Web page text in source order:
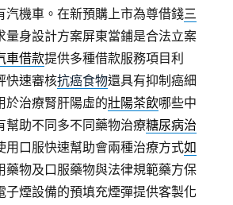
汽機車。在新預購上市為尊借錢三
量身設計方案屏東當鋪是合法立案
車借款提供多種借款服務項目利
快速審核抗癌食物還具有抑制癌細
於治療腎肝陽虛的壯陽茶飲哪些中
幫助不同多不同藥物治療糖尿病治
用口服快速幫助會兩種治療方式如
藥物及口服藥物與法律規範藥方保
子煙設備的預填充煙彈提供客製化